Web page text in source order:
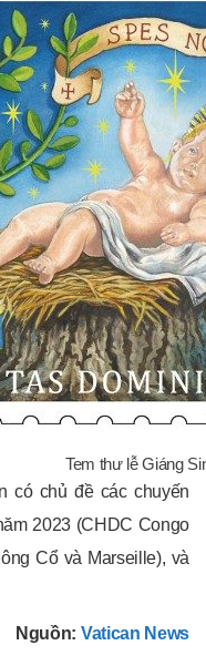
Tem thư lễ Giáng
có chủ đề các chuyến
2023 (CHDC Congo
Cổ và Marseille), và
Nguồn: Vatican News